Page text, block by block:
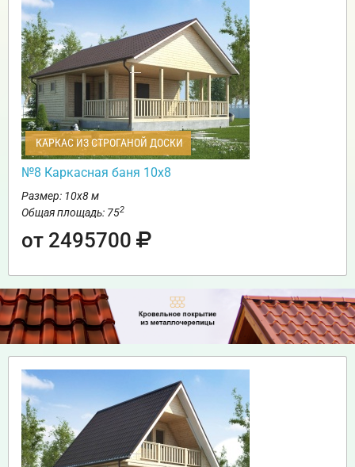
КАРКАС ИЗ СТРОГАНОЙ ДОСКИ
№8 Каркасная баня 10х8
Размер: 10х8 м
Общая площадь: 752
от 2495700